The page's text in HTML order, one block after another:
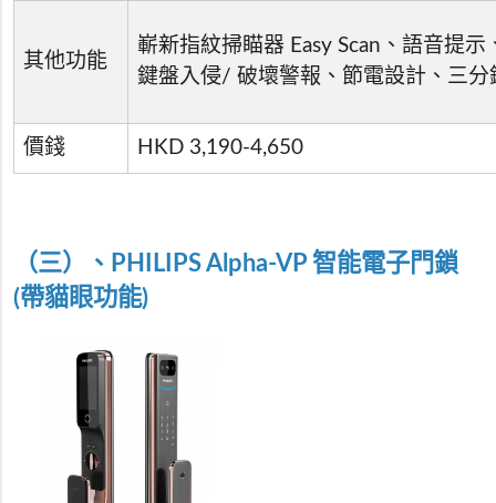
其他功能
嶄新指紋掃瞄器 Easy Scan、語音提
鍵盤入侵/ 破壞警報、節電設計、三分
價錢 HKD 3,190-4,650
（三）、PHILIPS Alpha-VP 智能電子門鎖
(帶貓眼功能)